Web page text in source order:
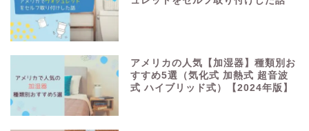
アメリカの人気【加湿器】種類別お
すすめ5選（気化式 加熱式 超音波
式 ハイブリッド式）【2024年版】